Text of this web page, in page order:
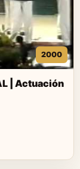
2000
| Actuación